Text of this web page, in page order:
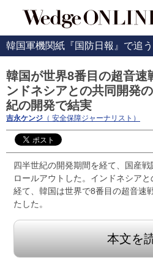
韓国軍機関紙『国防日報』で追う
韓国が世界8番目の超音速
ンドネシアとの共同開発
紀の開発で結実
吉永ケンジ （ 安全保障ジャーナリスト）
四半世紀の開発期間を経て、国産
ロールアウトした。インドネシア
経て、韓国は世界で8番目の超音速
たした。
本文を